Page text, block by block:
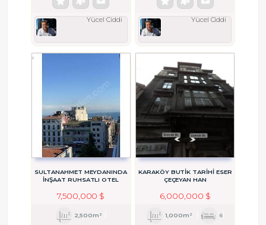
Yücel Ciddi Yücel Ciddi
SULTANAHMET MEYDANINDA
İNŞAAT RUHSATLI OTEL
7,500,000 $
2,500m²
KARAKÖY BUTIK TARIHI ESER
ÇEÇEYAN HAN
6,000,000 $
1,000m² 6